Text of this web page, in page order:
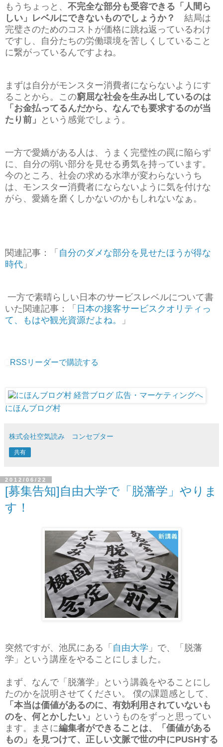
もうちょっと、 不完全な部分も受容できる「人間ら
しい」レベルにできないものでしょうか？ 結局は
完璧さのためのコストが価格に跳ね返っているわけ
ですし、自分たちの労働環境を苦しくしていること
に繋がっているんですよね。
まずは自分がモンスター消費者にならないようにす
ることから。この窮屈な社会を生み出しているのは
「お金払ってるんだから、なんでも要求するのが当
たり前」
という感覚でしょう。
一方で愛嬌がある人は、うまく完璧性の罠に陥らず
に、自分の弱い部分を見せる勇気を持っています。
今のところ、社会の求める水準が変わらないうち
は、モンスター消費者にならないように気を付けな
がら、愛嬌を磨くしかないのかもしれないなぁ。
関連記事：「 自分のダメな部分を見せたほうが得な
時代 」
一方で素晴らしい日本のサービスレベルについて書
いた関連記事：「 日本の接客サービスクオリティっ
て、もはや観光資源だよね。
」
RSSリーダーで購読する
にほんブログ村
株式会社空気読み コンセプター
共有
2012/06/22
[募集告知]自由大学で「脱藩学」やりま
す！
突然ですが、池尻にある「 自由大学 」で、「脱藩
学」という講座をやることにしました。
まず、なんで「脱藩学」という講義をやることにし
たのかを説明させてください。 僕の課題感として、
「本当は価値があるのに、有効利用されていないも
のを、何とかしたい」
というものをずっと思ってい
ます。まさに編集者ができることは、「価値がある
もの」を見つけて、正しい文脈で世の中にPUSHする